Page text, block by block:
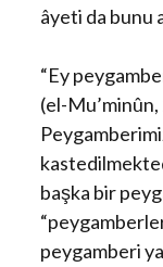
âyeti da bunu
“Ey
(el-
başka bir
peygamberi